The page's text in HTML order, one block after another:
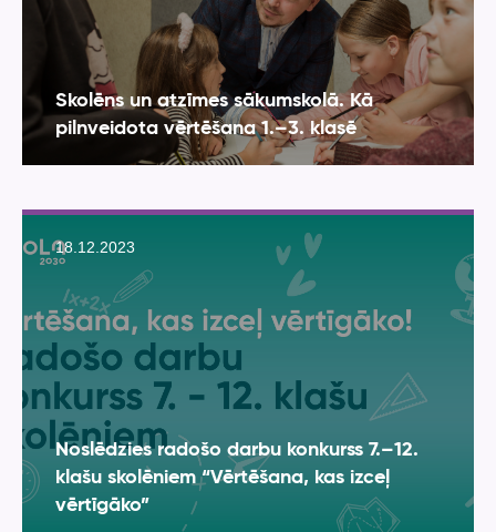
Skolēns un atzīmes sākumskolā. Kā
pilnveidota vērtēšana 1.–3. klasē
18.12.2023
Noslēdzies radošo darbu konkurss 7.–12.
klašu skolēniem “Vērtēšana, kas izceļ
vērtīgāko”